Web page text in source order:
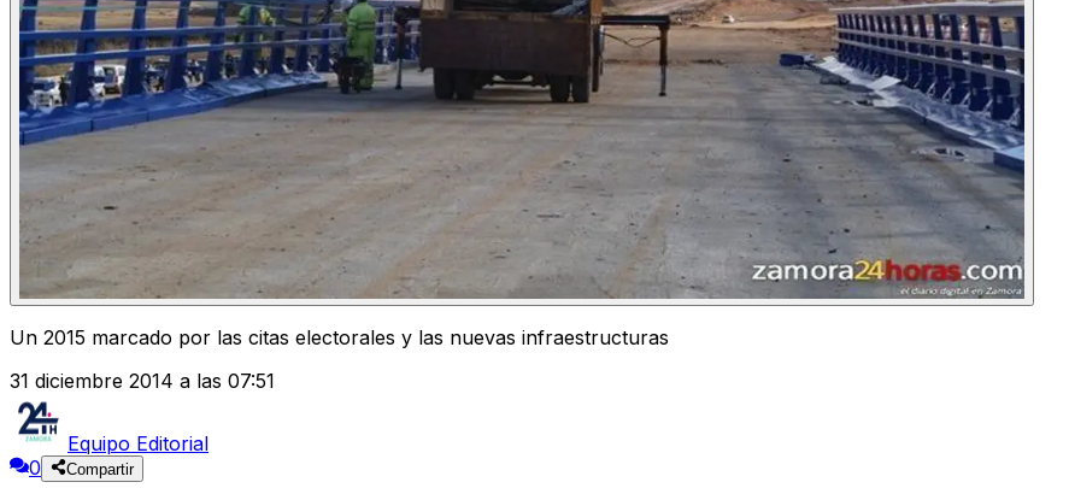
Un 2015 marcado por las citas electorales y las nuevas infraestructuras
31 diciembre 2014 a las 07:51
Equipo Editorial
0
Compartir